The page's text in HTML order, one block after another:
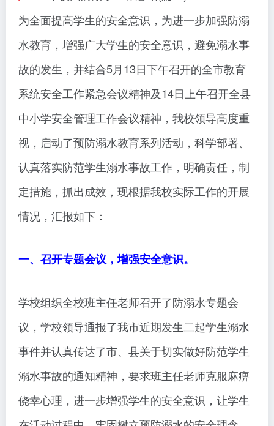
为全面提高学生的安全意识，为进一步加强防溺
水教育，增强广大学生的安全意识，避免溺水事
故的发生，并结合5月13日下午召开的全市教育
系统安全工作紧急会议精神及14日上午召开全县
中小学安全管理工作会议精神，我校领导高度重
视，启动了预防溺水教育系列活动，科学部署、
认真落实防范学生溺水事故工作，明确责任，制
定措施，抓出成效，现根据我校实际工作的开展
情况，汇报如下：
一、召开专题会议，增强安全意识。
学校组织全校班主任老师召开了防溺水专题会
议，学校领导通报了我市近期发生二起学生溺水
事件并认真传达了市、县关于切实做好防范学生
溺水事故的通知精神，要求班主任老师克服麻痹
侥幸心理，进一步增强学生的安全意识，让学生